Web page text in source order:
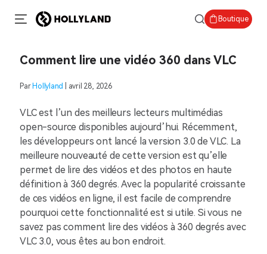
Boutique
Comment lire une vidéo 360 dans VLC
Par Hollyland | avril 28, 2026
VLC est l’un des meilleurs lecteurs multimédias
open-source disponibles aujourd’hui. Récemment,
les développeurs ont lancé la version 3.0 de VLC. La
meilleure nouveauté de cette version est qu’elle
permet de lire des vidéos et des photos en haute
définition à 360 degrés. Avec la popularité croissante
de ces vidéos en ligne, il est facile de comprendre
pourquoi cette fonctionnalité est si utile. Si vous ne
savez pas comment lire des vidéos à 360 degrés avec
VLC 3.0, vous êtes au bon endroit.